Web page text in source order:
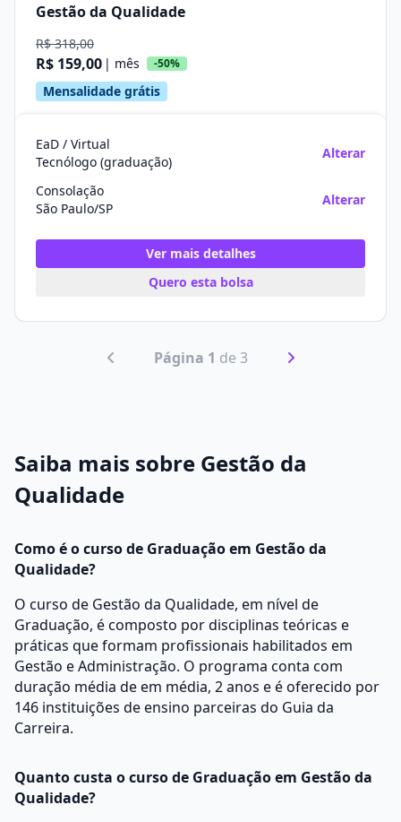
Gestão da Qualidade
R$ 318,00
R$ 159,00 | mês -50%
Mensalidade grátis
EaD / Virtual
Tecnólogo (graduação)
Alterar
Consolação
São Paulo/SP
Alterar
Ver mais detalhes
Quero esta bolsa
Página 1 de 3
Saiba mais sobre Gestão da
Qualidade
Como é o curso de Graduação em Gestão da
Qualidade?
O curso de Gestão da Qualidade, em nível de
Graduação, é composto por disciplinas teóricas e
práticas que formam profissionais habilitados em
Gestão e Administração. O programa conta com
duração média de em média, 2 anos e é oferecido por
146 instituições de ensino parceiras do Guia da
Carreira.
Quanto custa o curso de Graduação em Gestão da
Qualidade?